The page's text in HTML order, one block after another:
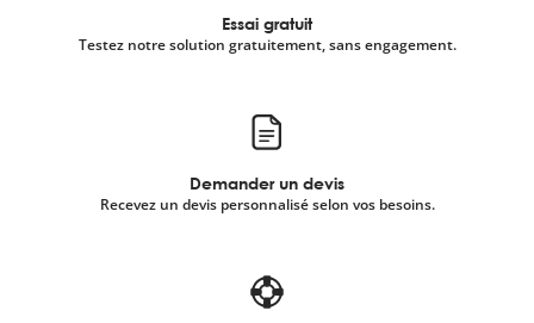
Essai gratuit
Testez notre solution gratuitement, sans engagement.
Demander un devis
Recevez un devis personnalisé selon vos besoins.